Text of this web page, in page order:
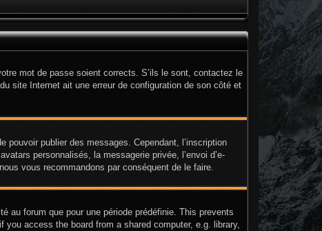
mot de passe soient corrects. S’ils le sont, contactez le
site Internet ait une erreur de configuration de son côté et
pouvoir publier des messages. Cependant, l’inscription
personnalisés, la messagerie privée, l’envoi d’e-
vous recommandons par conséquent de le faire.
au forum que pour une période prédéfinie. This prevents
access the board from a shared computer, e.g. library,